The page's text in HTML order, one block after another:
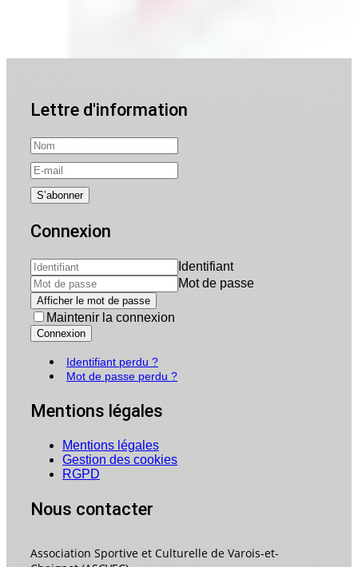
Lettre d'information
Connexion
Identifiant
Mot de passe
Afficher le mot de passe
Maintenir la connexion
Connexion
Identifiant perdu ?
Mot de passe perdu ?
Mentions légales
Mentions légales
Gestion des cookies
RGPD
Nous contacter
Association Sportive et Culturelle de Varois-et-